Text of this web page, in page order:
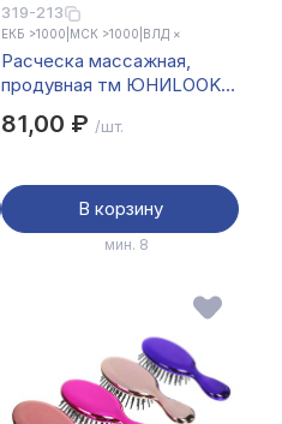
319-213
ЕКБ >1000 МСК >1000 ВЛД ×
Расческа массажная,
продувная тм ЮНИLOOK,
цвета
81,00 ₽ /шт.
В корзину
мин. 8